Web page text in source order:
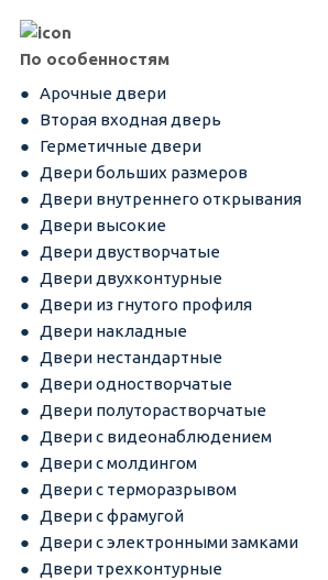
По особенностям
Арочные двери
Вторая входная дверь
Герметичные двери
Двери больших размеров
Двери внутреннего открывания
Двери высокие
Двери двустворчатые
Двери двухконтурные
Двери из гнутого профиля
Двери накладные
Двери нестандартные
Двери одностворчатые
Двери полуторастворчатые
Двери с видеонаблюдением
Двери с молдингом
Двери с терморазрывом
Двери с фрамугой
Двери с электронными замками
Двери трехконтурные